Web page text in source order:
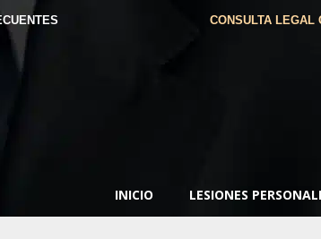
CONSULTA LEGAL
INICIO LESIONES